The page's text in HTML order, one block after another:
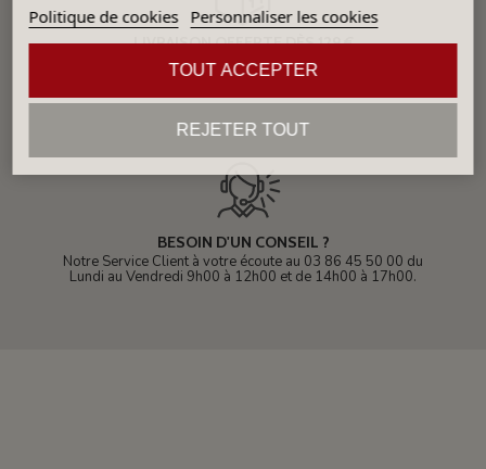
LIVRAISON OFFERTE DÈS 129 €
Pour toute commande faite sur le site, en colis de moins de
30 kg à destination de la France métropolitaine
BESOIN D'UN CONSEIL ?
Notre Service Client à votre écoute au 03 86 45 50 00 du
Lundi au Vendredi 9h00 à 12h00 et de 14h00 à 17h00.
Politique de cookies Personnaliser les cookies
REJETER TOUT
TOUT ACCEPTER